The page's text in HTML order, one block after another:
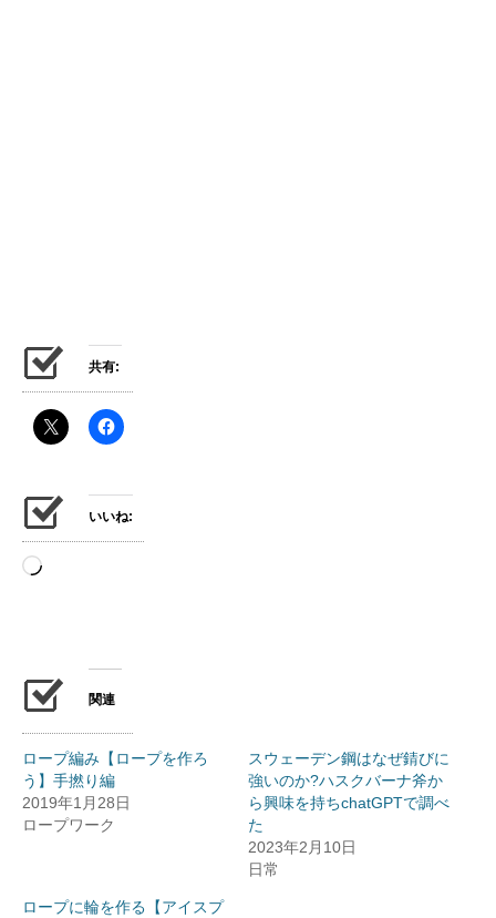
共有:
いいね:
読
関連
ロープ編み【ロープを作ろ
う】手撚り編
2019年1月28日
ロープワーク
スウェーデン鋼はなぜ錆びに
強いのか?ハスクバーナ斧か
ら興味を持ちchatGPTで調べ
た
2023年2月10日
日常
ロープに輪を作る【アイスプ